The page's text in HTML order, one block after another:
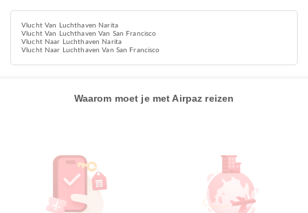
Vlucht Van Luchthaven Narita
Vlucht Van Luchthaven Van San Francisco
Vlucht Naar Luchthaven Narita
Vlucht Naar Luchthaven Van San Francisco
Waarom moet je met Airpaz reizen